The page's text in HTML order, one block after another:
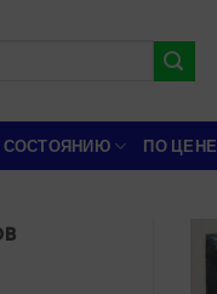
СОСТОЯНИЮ ПО ЦЕНЕ